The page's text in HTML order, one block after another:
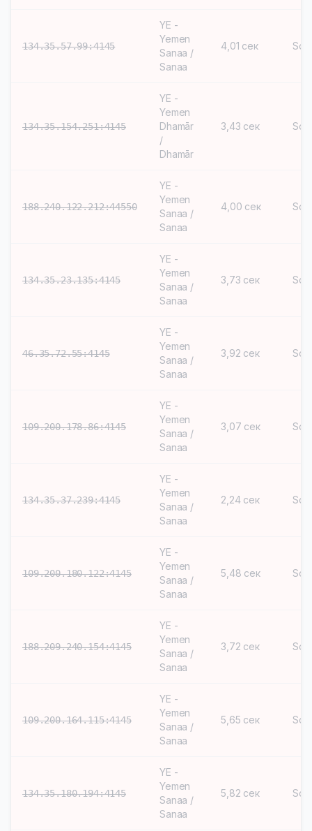
134.35.57.99:4145
YE -
Yemen
Sanaa /
Sanaa
4,01 сек
134.35.154.251:4145
YE -
Yemen
Dhamār
/
Dhamār
3,43 сек
188.240.122.212:44550
YE -
Yemen
Sanaa /
Sanaa
4,00 сек
134.35.23.135:4145
YE -
Yemen
Sanaa /
Sanaa
3,73 сек
46.35.72.55:4145
YE -
Yemen
Sanaa /
Sanaa
3,92 сек
109.200.178.86:4145
YE -
Yemen
Sanaa /
Sanaa
3,07 сек
134.35.37.239:4145
YE -
Yemen
Sanaa /
Sanaa
2,24 сек
109.200.180.122:4145
YE -
Yemen
Sanaa /
Sanaa
5,48 сек
188.209.240.154:4145
YE -
Yemen
Sanaa /
Sanaa
3,72 сек
109.200.164.115:4145
YE -
Yemen
Sanaa /
Sanaa
5,65 сек
134.35.180.194:4145
YE -
Yemen
Sanaa /
Sanaa
5,82 сек